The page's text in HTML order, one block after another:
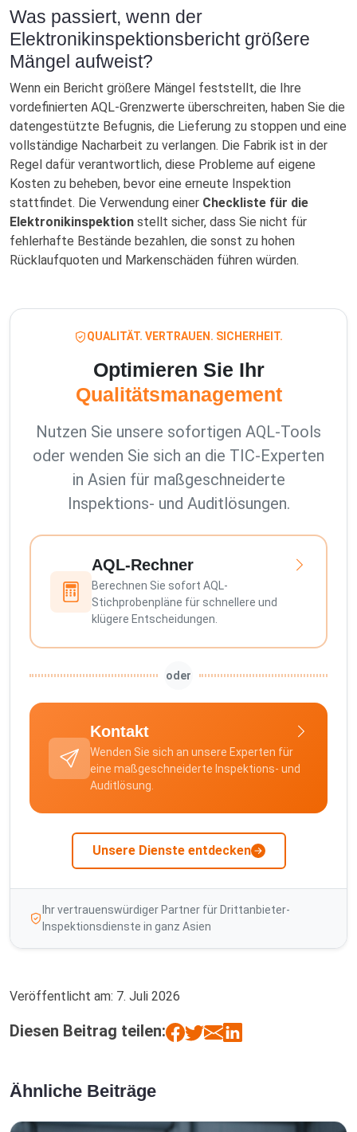
Was passiert, wenn der
Elektronikinspektionsbericht größere
Mängel aufweist?
Wenn ein Bericht größere Mängel feststellt, die Ihre
vordefinierten AQL-Grenzwerte überschreiten, haben Sie die
datengestützte Befugnis, die Lieferung zu stoppen und eine
vollständige Nacharbeit zu verlangen. Die Fabrik ist in der
Regel dafür verantwortlich, diese Probleme auf eigene
Kosten zu beheben, bevor eine erneute Inspektion
stattfindet. Die Verwendung einer Checkliste für die
Elektronikinspektion stellt sicher, dass Sie nicht für
fehlerhafte Bestände bezahlen, die sonst zu hohen
Rücklaufquoten und Markenschäden führen würden.
QUALITÄT. VERTRAUEN. SICHERHEIT.
Optimieren Sie Ihr
Qualitätsmanagement
Nutzen Sie unsere sofortigen AQL-Tools
oder wenden Sie sich an die TIC-Experten
in Asien für maßgeschneiderte
Inspektions- und Auditlösungen.
AQL-Rechner
Berechnen Sie sofort AQL-
Stichprobenpläne für schnellere und
klügere Entscheidungen.
oder
Kontakt
Wenden Sie sich an unsere Experten für
eine maßgeschneiderte Inspektions- und
Auditlösung.
Unsere Dienste entdecken
Ihr vertrauenswürdiger Partner für Drittanbieter-
Inspektionsdienste in ganz Asien
Veröffentlicht am: 7. Juli 2026
Diesen Beitrag teilen:
Ähnliche Beiträge